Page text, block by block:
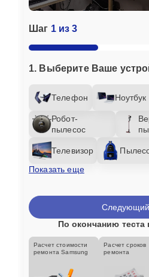
Шаг 1 из 3
1. Выберите Ваше
Телефон Ноутбук
Робот-
пылесос
Телевизор
Показать еще
По окончанию теста
Расчет стоимости
ремонта Samsung
Расчет сроков
ремонта